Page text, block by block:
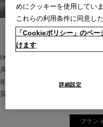
IXC（イクスシー）は、
具ブランド。ヨーロッパの家具
術を活かした持続可能で洗練さ
質な暮らしを届けます。
ブラン
めにクッキーを使用してい
これらの利用条件に同意し
「Cookieポリシー」のペ
けます
詳細設定